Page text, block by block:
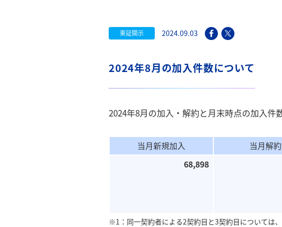
役員紹介
企業理念 / パーパ
沿革
夢中のトビラボ
＜アーカイブ＞
WOWOW FILMS
受賞歴
＜IR資料室＞
IRカレンダー
＜その他IR関連情
キャリア採用
DEI
環境への取り組み
東証開示 2024.09.03
2024年8月の加入件数について
2024年8月の加入・解約と月末時点の加入件
当月新規加入 当月解約
68,898
※1：同一契約者による2契約目と3契約目については